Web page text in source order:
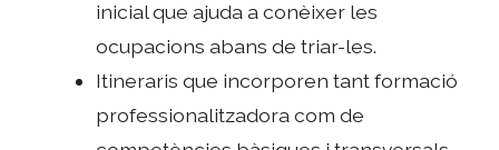
inicial que ajuda a conèixer les
ocupacions abans de triar-les.
Itineraris que incorporen tant formació
professionalitzadora com de